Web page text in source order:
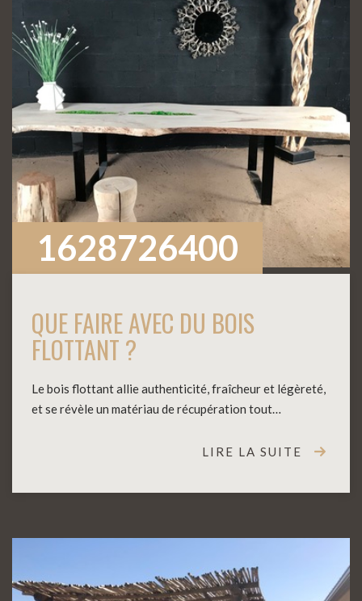
1628726400
QUE FAIRE AVEC DU BOIS
FLOTTANT ?
Le bois flottant allie authenticité, fraîcheur et légèreté,
et se révèle un matériau de récupération tout…
LIRE LA SUITE